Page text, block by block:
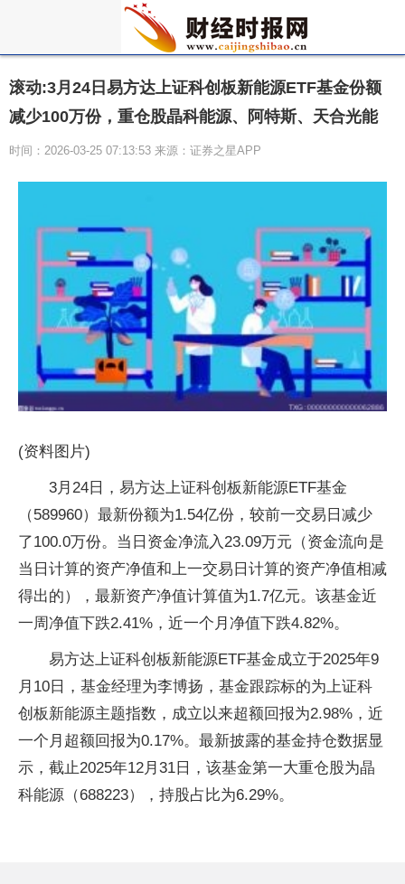
滚动:3月24日易方达上证科创板新能源ETF基金份额
减少100万份，重仓股晶科能源、阿特斯、天合光能
时间：2026-03-25 07:13:53 来源：证券之星APP
(资料图片)
3月24日，易方达上证科创板新能源ETF基金
（589960）最新份额为1.54亿份，较前一交易日减少
了100.0万份。当日资金净流入23.09万元（资金流向是
当日计算的资产净值和上一交易日计算的资产净值相减
得出的），最新资产净值计算值为1.7亿元。该基金近
一周净值下跌2.41%，近一个月净值下跌4.82%。
易方达上证科创板新能源ETF基金成立于2025年9
月10日，基金经理为李博扬，基金跟踪标的为上证科
创板新能源主题指数，成立以来超额回报为2.98%，近
一个月超额回报为0.17%。最新披露的基金持仓数据显
示，截止2025年12月31日，该基金第一大重仓股为晶
科能源（688223），持股占比为6.29%。